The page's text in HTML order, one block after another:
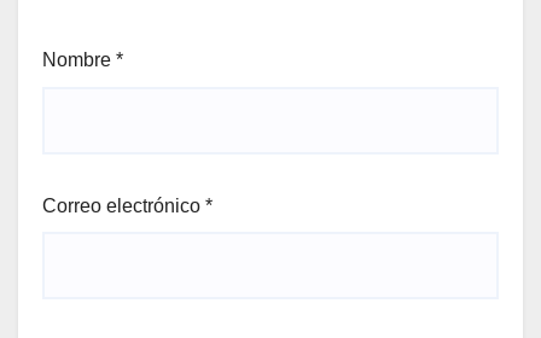
Nombre *
Correo electrónico *